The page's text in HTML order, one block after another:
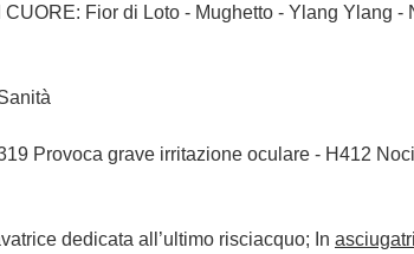
Fior di Loto - Mughetto - Ylang Ylang -
Provoca grave irritazione oculare - H412
dedicata all’ultimo risciacquo; In